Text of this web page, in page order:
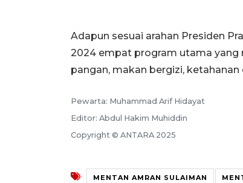
Adapun sesuai arahan Presiden
2024 empat program utama
pangan, makan bergizi,
Pewarta: Muhammad Arif Hidayat
Editor: Abdul Hakim Muhiddin
Copyright © ANTARA 2025
MENTAN AMRAN SULAIMAN